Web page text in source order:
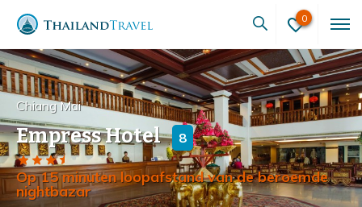
0
Chiang Mai
Empress Hotel 8
Op 15 minuten loopafstand van de beroemde
nightbazar